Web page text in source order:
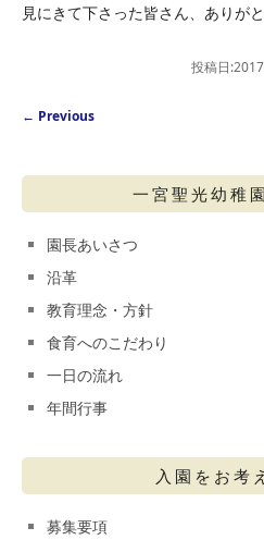
見にきて下さった皆さん、ありが
投稿日
Post navigation
← Previous
一宮聖光幼稚
園長あいさつ
沿革
教育理念・方針
食育へのこだわり
一日の流れ
年間行事
入園をお考
募集要項